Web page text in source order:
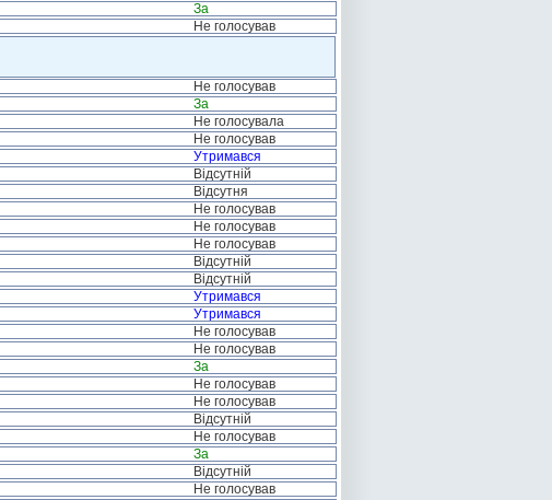
За
Не голосував
Не голосував
За
Не голосувала
Не голосував
Утримався
Відсутній
Відсутня
Не голосував
Не голосував
Не голосував
Відсутній
Відсутній
Утримався
Утримався
Не голосував
Не голосував
За
Не голосував
Не голосував
Відсутній
Не голосував
За
Відсутній
Не голосував